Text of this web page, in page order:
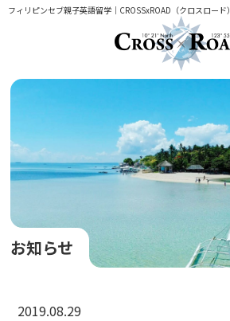
フィリピンセブ親子英語留学｜CROSSxROAD（クロスロード）
お知らせ
2019.08.29